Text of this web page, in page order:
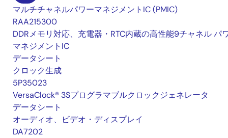
マルチチャネルパワーマネジメントIC (PMIC)
RAA215300
DDRメモリ対応、充電器・RTC内蔵の高性能9チャネル パ
マネジメントIC
データシート
クロック生成
5P35023
VersaClock® 3Sプログラマブルクロックジェネレータ
データシート
オーディオ、ビデオ・ディスプレイ
DA7202